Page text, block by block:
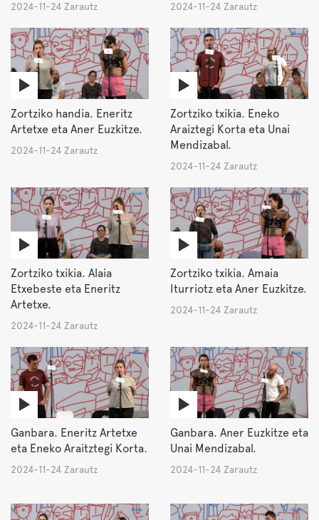
2024-11-24 Zarautz 2024-11-24 Zarautz
Zortziko handia. Eneritz
Artetxe eta Aner Euzkitze.
2024-11-24 Zarautz
Zortziko txikia. Eneko
Araiztegi Korta eta Unai
Mendizabal.
2024-11-24 Zarautz
Zortziko txikia. Alaia
Etxebeste eta Eneritz
Artetxe.
2024-11-24 Zarautz
Zortziko txikia. Amaia
Iturriotz eta Aner Euzkitze.
2024-11-24 Zarautz
Ganbara. Eneritz Artetxe
eta Eneko Araitztegi Korta.
2024-11-24 Zarautz
Ganbara. Aner Euzkitze eta
Unai Mendizabal.
2024-11-24 Zarautz